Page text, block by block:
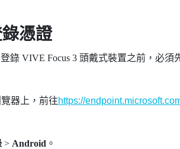
憑證
錄 VIVE Focus 3頭戴式裝置之前，必須
器上，前往https://
> Android 。